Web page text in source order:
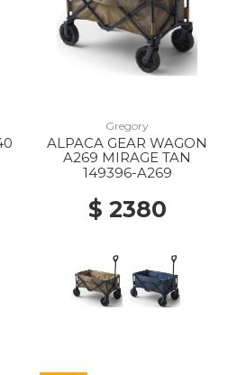
Gregory
ALPACA GEAR WAGON
A269 MIRAGE TAN
149396-A269
$ 2380